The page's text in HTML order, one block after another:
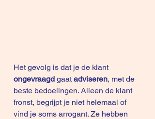
Het gevolg is dat je de klant
ongevraagd gaat adviseren, met de
beste bedoelingen. Alleen de klant
fronst, begrijpt je niet helemaal of
vind je soms arrogant. Ze hebben